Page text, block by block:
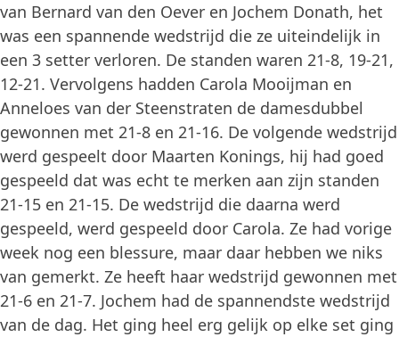
van Bernard van den Oever en Jochem Donath, het
was een spannende wedstrijd die ze uiteindelijk in
een 3 setter verloren. De standen waren 21-8, 19-21,
12-21. Vervolgens hadden Carola Mooijman en
Anneloes van der Steenstraten de damesdubbel
gewonnen met 21-8 en 21-16. De volgende wedstrijd
werd gespeelt door Maarten Konings, hij had goed
gespeeld dat was echt te merken aan zijn standen
21-15 en 21-15. De wedstrijd die daarna werd
gespeeld, werd gespeeld door Carola. Ze had vorige
week nog een blessure, maar daar hebben we niks
van gemerkt. Ze heeft haar wedstrijd gewonnen met
21-6 en 21-7. Jochem had de spannendste wedstrijd
van de dag. Het ging heel erg gelijk op elke set ging